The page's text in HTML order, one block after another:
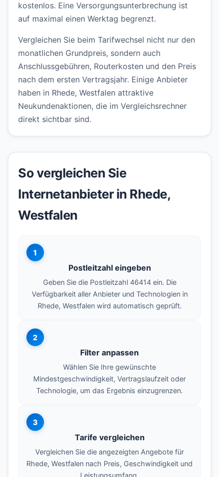
kostenlos. Eine Versorgungsunterbrechung ist
auf maximal einen Werktag begrenzt.
Vergleichen Sie beim Tarifwechsel nicht nur den
monatlichen Grundpreis, sondern auch
Anschlussgebühren, Routerkosten und den Preis
nach dem ersten Vertragsjahr. Einige Anbieter
haben in Rhede, Westfalen attraktive
Neukundenaktionen, die im Vergleichsrechner
direkt sichtbar sind.
So vergleichen Sie
Internetanbieter in Rhede,
Westfalen
1
Postleitzahl eingeben
Geben Sie die Postleitzahl 46414 ein. Die
Verfügbarkeit aller Anbieter und Technologien in
Rhede, Westfalen wird automatisch geprüft.
2
Filter anpassen
Wählen Sie Ihre gewünschte
Mindestgeschwindigkeit, Vertragslaufzeit oder
Technologie, um das Ergebnis einzugrenzen.
3
Tarife vergleichen
Vergleichen Sie die angezeigten Angebote für
Rhede, Westfalen nach Preis, Geschwindigkeit und